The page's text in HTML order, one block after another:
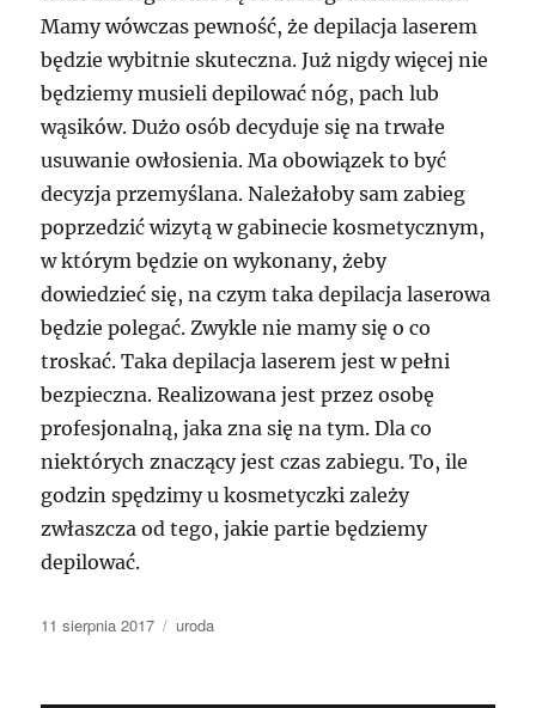
Mamy wówczas pewność, że depilacja laserem
będzie wybitnie skuteczna. Już nigdy więcej nie
będziemy musieli depilować nóg, pach lub
wąsików. Dużo osób decyduje się na trwałe
usuwanie owłosienia. Ma obowiązek to być
decyzja przemyślana. Należałoby sam zabieg
poprzedzić wizytą w gabinecie kosmetycznym,
w którym będzie on wykonany, żeby
dowiedzieć się, na czym taka depilacja laserowa
będzie polegać. Zwykle nie mamy się o co
troskać. Taka depilacja laserem jest w pełni
bezpieczna. Realizowana jest przez osobę
profesjonalną, jaka zna się na tym. Dla co
niektórych znaczący jest czas zabiegu. To, ile
godzin spędzimy u kosmetyczki zależy
zwłaszcza od tego, jakie partie będziemy
depilować.
Data
11 sierpnia 2017 Kategorie
uroda